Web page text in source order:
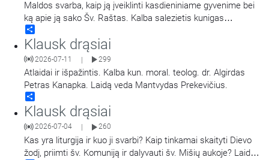
Maldos svarba, kaip ją įveiklinti kasdieniniame gyvenime bei
ką apie ją sako Šv. Raštas. Kalba salezietis kunigas
Alessandro Barelli. Laidą veda Miglė Magylaitė.
Klausk drąsiai
2026-07-11 | 299
Atlaidai ir išpažintis. Kalba kun. moral. teolog. dr. Algirdas
Petras Kanapka. Laidą veda Mantvydas Prekevičius.
Klausk drąsiai
2026-07-04 260
Kas yra liturgija ir kuo ji svarbi? Kaip tinkamai skaityti Dievo
žodį, priimti šv. Komuniją ir dalyvauti šv. Mišių aukoje? Laidoje